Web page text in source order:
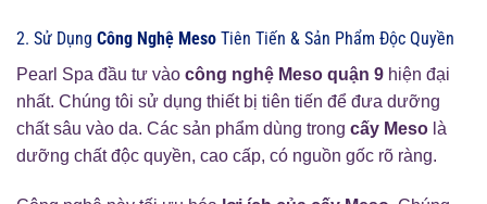
2. Sử Dụng Công Nghệ Meso Tiên Tiến & Sản Phẩm Độc Quyền
Pearl Spa đầu tư vào công nghệ Meso quận 9 hiện đại
nhất. Chúng tôi sử dụng thiết bị tiên tiến để đưa dưỡng
chất sâu vào da. Các sản phẩm dùng trong cấy Meso là
dưỡng chất độc quyền, cao cấp, có nguồn gốc rõ ràng.